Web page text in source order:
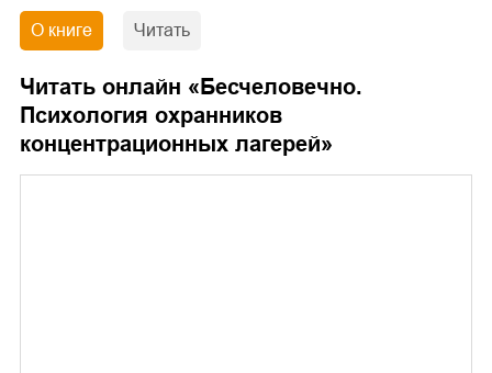
О книге Читать
Читать онлайн « Бесчеловечно.
Психология охранников
концентрационных лагерей»